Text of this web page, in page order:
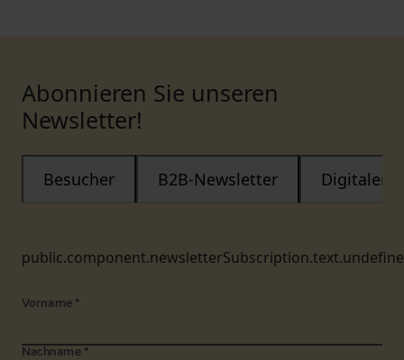
Abonnieren Sie unseren
Newsletter!
Besucher B2B-Newsletter Digitaler
Vorname *
Nachname *